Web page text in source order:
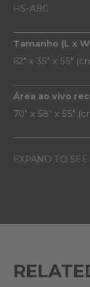
HS-ABC
Tamanho (L x
62" x 35" x 55"
Área ao vivo
70" x 58" x 55"
EXPAND TO SEE